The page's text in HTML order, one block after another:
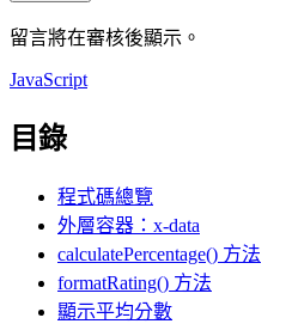
留言將在審核後顯示。
JavaScript
目錄
程式碼總覽
外層容器：x-data
calculatePercentage() 方法
formatRating() 方法
顯示平均分數